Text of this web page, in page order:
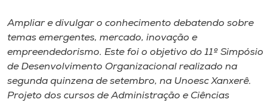
Internacionalização
I.nova
Diplomados
Ampliar e divulgar o conhecimento debatendo sobre
temas emergentes, mercado, inovação e
empreendedorismo. Este foi o objetivo do 11º Simpósio
de Desenvolvimento Organizacional realizado na
segunda quinzena de setembro, na Unoesc Xanxerê.
Projeto dos cursos de Administração e Ciências